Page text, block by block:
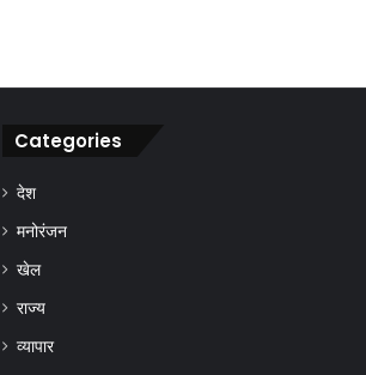
Categories
देश
मनोरंजन
खेल
राज्य
व्यापार